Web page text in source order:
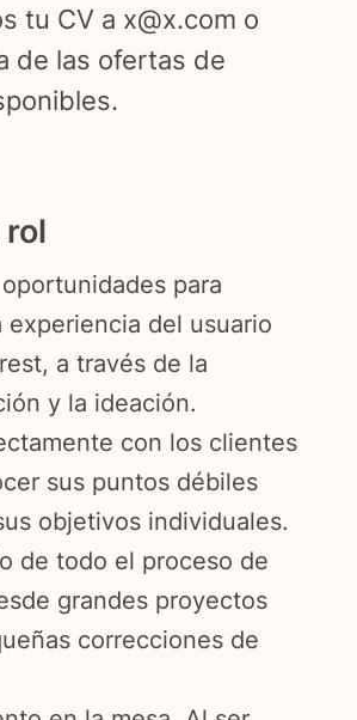
tu CV a x@x.com o
de las ofertas de
para
experiencia del usuario
a través de la
y la ideación.
con los clientes
sus puntos débiles
objetivos individuales.
de todo el proceso de
grandes proyectos
correcciones de